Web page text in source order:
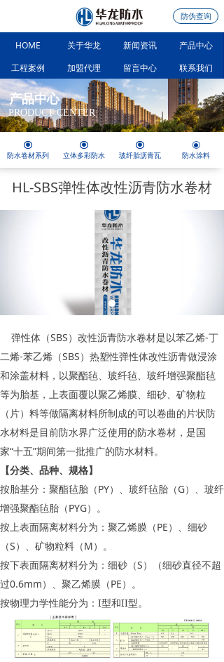
HOME 关于华龙 新闻资讯
产品中心
工程案例
加盟代理 留言中心 联系我们
防伪查询
产品中心
PRODUCT CENTER
끧
防水卷材系列
끧
立体多彩防水
끧
玻纤胎沥青瓦
ꀉ
防水涂料
弹性体（SBS）改性沥青防水卷材是以苯乙烯-丁
二烯-苯乙烯（SBS）热塑性弹性体改性沥青做浸涂
和涂盖材料，以聚酯毡、玻纤毡、玻纤增强聚酯毡
等为胎基，上表面覆以聚乙烯膜、细砂、矿物粒
（片）料等做隔离材料所制成的可以卷曲的片状防
水材料是目前防水界广泛使用的防水卷材，是国
家“十五”期间第一批推广的防水材料。
【分类、品种、规格】
按胎基分：聚酯毡胎（PY）、玻纤毡胎（G）、玻纤
增强聚酯毡胎（PYG）。
按上表面隔离材料分为：聚乙烯膜（PE）、细砂
（S）、矿物粒料（M）。
按下表面隔离材料分为：细砂（S）（细砂直径不超
过0.6mm）、聚乙烯膜（PE）。
按物理力学性能分为：I型和II型。
HL-SBS弹性体改性沥青防水卷材